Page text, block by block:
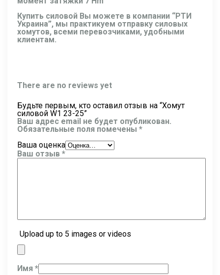
Купить силовой Вы можете в компании “РТИ
Украина”, мы практикуем отправку силовых
хомутов, всеми перевозчиками, удобными
клиентам.
There are no reviews yet
Будьте первым, кто оставил отзыв на “Хомут
силовой W1 23-25”
Ваш адрес email не будет опубликован.
Обязательные поля помечены *
Ваша оценка
Ваш отзыв *
Upload up to 5 images or videos
Имя *